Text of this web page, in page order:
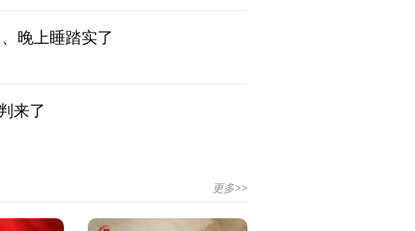
晚上睡踏实了
来了
更多>>